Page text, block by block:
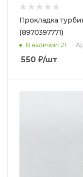
Прокладка
(8970397771)
В наличии: 21
550 ₽/шт